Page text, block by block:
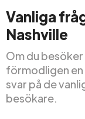
Vanliga
Nashville
Om du
förmodligen en
svar på de
besökare.